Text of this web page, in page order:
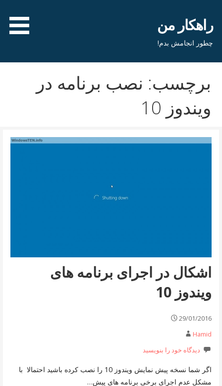
محتواراهکار من
چطور انجامش بدم!
برچسب: نصب برنامه در
ویندوز 10
اشکال در اجرای برنامه های
ویندوز 10
29/01/2016
Hamid
دیدگاه خود را بنویسید
اگر شما نسخه پیش نمایش ویندوز 10 را نصب کرده باشید احتمالا با
مشکل عدم اجرای برخی برنامه های پیش…